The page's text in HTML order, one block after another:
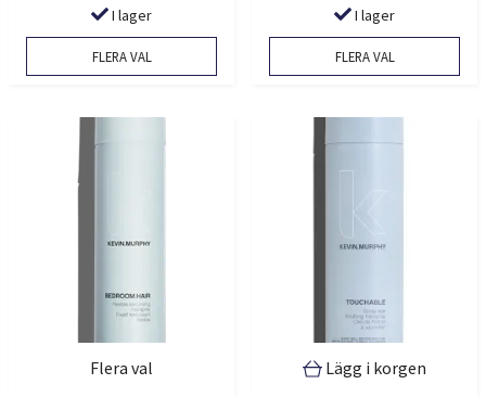
I lager
FLERA VAL
I lager
FLERA VAL
Flera val Lägg i korgen